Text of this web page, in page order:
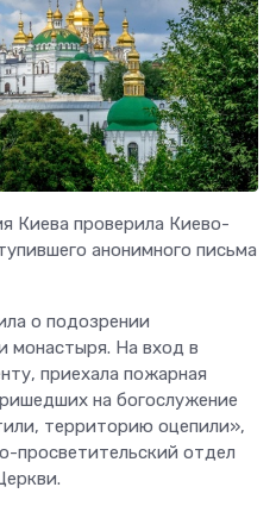
Киева проверила Киево-
анонимного письма
о подозрении
монастыря. На вход в
приехала пожарная
на богослужение
территорию оцепили»,
просветительский отдел